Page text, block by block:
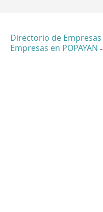
Directorio de Empresas
Empresas en POPAYAN -